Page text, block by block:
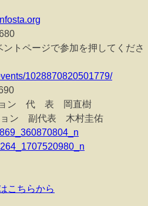
トページで参加を押してくださ
1028870820501779/
ョン 代 表 岡直樹
代表 木村圭佑
こちらから